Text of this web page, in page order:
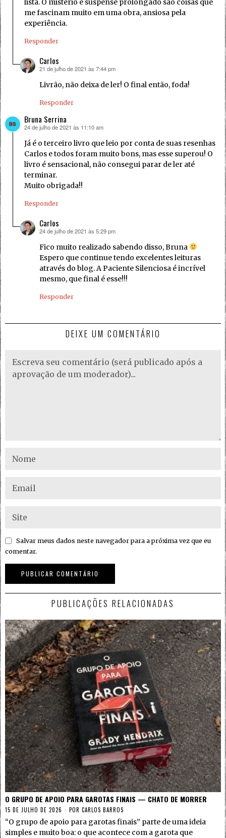
lista. O mistério e suspense prolongado são coisas que
me fascinam muito em uma obra, ansiosa pela
experiência.
Responder
Carlos
disse:
21 de julho de 2021 às 7:44 pm
Livrão, não deixa de ler! O final então, foda!
Responder
Bruna Serrina
disse:
24 de julho de 2021 às 11:10 am
Já é o terceiro livro que leio por conta de suas resenhas
Carlos e todos foram muito bons, mas esse superou! O
livro é sensacional, não consegui parar de ler até
terminar.
Muito obrigada!!
Responder
Carlos
disse:
24 de julho de 2021 às 5:29 pm
Fico muito realizado sabendo disso, Bruna
Espero que continue tendo excelentes leituras
através do blog. A Paciente Silenciosa é incrível
mesmo, que final é esse!!!
Responder
DEIXE UM COMENTÁRIO
Salvar meus dados neste navegador para a próxima vez que eu
comentar.
PUBLICAÇÕES RELACIONADAS
O GRUPO DE APOIO PARA GAROTAS FINAIS — CHATO DE MORRER
15 DE JULHO DE 2026 POR CARLOS BARROS
“O grupo de apoio para garotas finais” parte de uma ideia
simples e muito boa: o que acontece com a garota que